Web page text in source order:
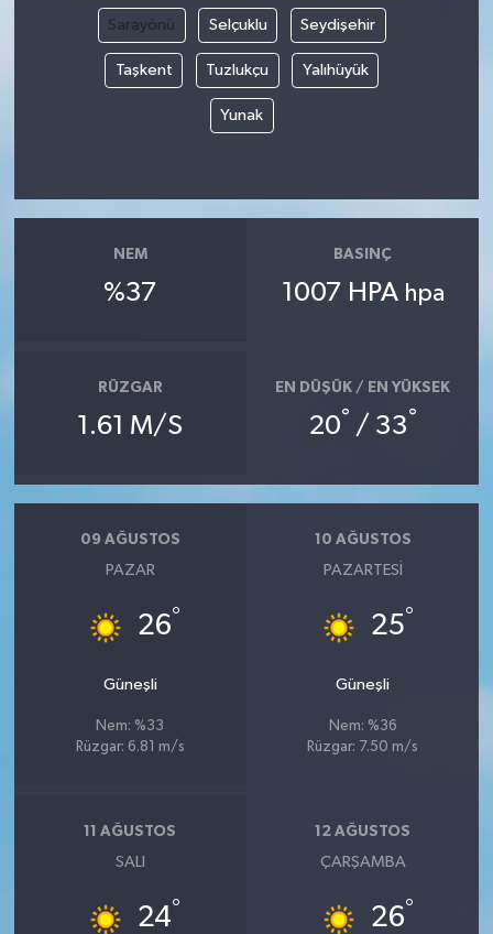
Sarayönü Selçuklu Seydişehir
Taşkent Tuzlukçu Yalıhüyük
Yunak
NEM
%37
BASINÇ
1007 HPA hpa
RÜZGAR
1.61 M/S
EN DÜŞÜK / EN YÜKSEK
20° / 33°
09 AĞUSTOS
PAZAR
26°
Güneşli
Nem: %33
Rüzgar: 6.81 m/s
10 AĞUSTOS
PAZARTESI
25°
Güneşli
Nem: %36
Rüzgar: 7.50 m/s
11 AĞUSTOS
SALI
24°
12 AĞUSTOS
ÇARŞAMBA
26°